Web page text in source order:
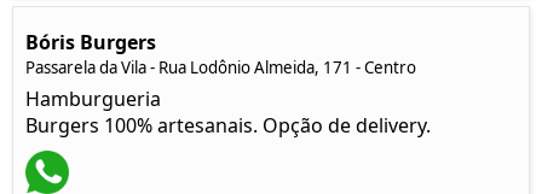
Bóris Burgers
Passarela da Vila - Rua Lodônio Almeida, 171 - Centro
Hamburgueria
Burgers 100% artesanais. Opção de delivery.